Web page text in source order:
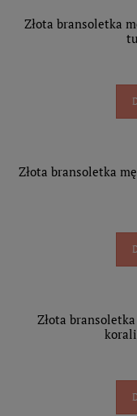
Złota bransoletka
Złota bransoletka
Złota